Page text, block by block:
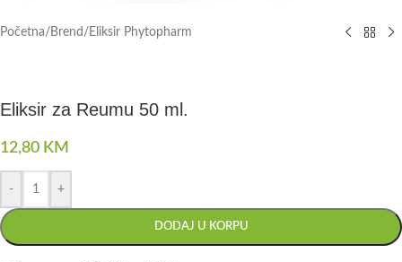
Početna/ Brend / Eliksir Phytopharm
Eliksir za Reumu 50 ml.
12,80 KM
- +
DODAJ U KORPU